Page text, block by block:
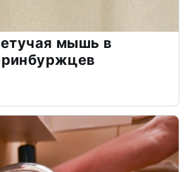
мышь в